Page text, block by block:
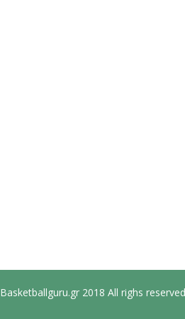
Basketballguru.gr 2018 All righs